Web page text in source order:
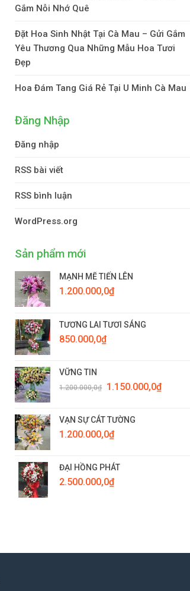
Gắm Nỗi Nhớ Quê
Đặt Hoa Sinh Nhật Tại Cà Mau – Gửi Gắm
Yêu Thương Qua Những Mẫu Hoa Tươi
Đẹp
Hoa Đám Tang Giá Rẻ Tại U Minh Cà Mau
Đăng Nhập
Đăng nhập
RSS bài viết
RSS bình luận
WordPress.org
Sản phẩm mới
MẠNH MẼ TIẾN LÊN
1.200.000,0₫
TƯƠNG LAI TƯƠI SÁNG
850.000,0₫
VỮNG TIN
1.200.000,0₫
Giá
1.200.000,0₫.
1.150.000,0₫Giá
VẠN SỰ CÁT TƯỜNG
1.200.000,0₫
ĐẠI HỒNG PHÁT
2.500.000,0₫